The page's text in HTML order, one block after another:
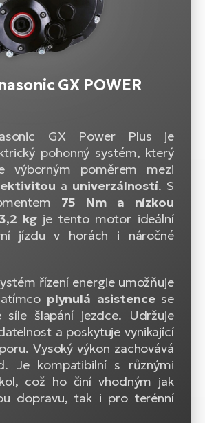
GX POWER
GX Power Plus je
pohonný systém, který
výborným poměrem mezi
a univerzálností. S
75 Nm a nízkou
kg je tento motor ideální
jízdu v horách i náročné
řízení energie umožňuje
plynulá asistencese
síle šlapání jezdce. Udržuje
a poskytuje vynikající
Vysoký výkon zachovává
Je kompatibilní s různými
což ho činí vhodným jak
dopravu, tak i pro terénní